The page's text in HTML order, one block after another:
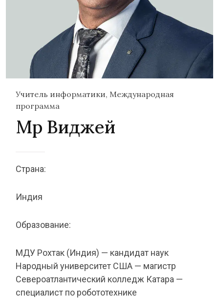
Учитель информатики, Международная
программа
Мр Виджей
Страна:
Индия
Образование:
МДУ Рохтак (Индия) — кандидат наук
Народный университет США — магистр
Североатлантический колледж Катара —
специалист по робототехнике